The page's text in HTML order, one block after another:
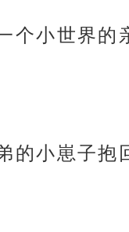
个小世界的
的小崽子抱